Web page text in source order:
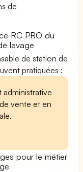
de
RC PRO du
lavage
de station de
pratiquées :
vente et en
pour le métier